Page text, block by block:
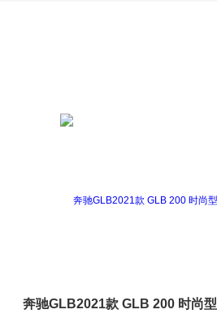
奔驰GLB2021款 GLB 200 时尚型